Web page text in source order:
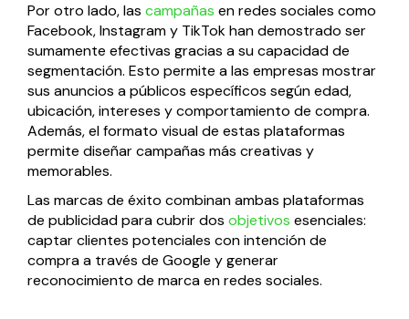
Por otro lado, las campañas en redes sociales como
Facebook, Instagram y TikTok han demostrado ser
sumamente efectivas gracias a su capacidad de
segmentación. Esto permite a las empresas mostrar
sus anuncios a públicos específicos según edad,
ubicación, intereses y comportamiento de compra.
Además, el formato visual de estas plataformas
permite diseñar campañas más creativas y
memorables.
Las marcas de éxito combinan ambas plataformas
de publicidad para cubrir dos objetivos esenciales:
captar clientes potenciales con intención de
compra a través de Google y generar
reconocimiento de marca en redes sociales.